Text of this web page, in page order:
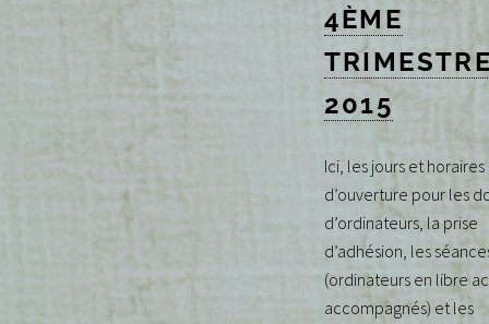
4ÈME
2015
Ici, les jours et horaires
d’ouverture pour les
d’ordinateurs, la prise
d’adhésion, les
(ordinateurs en libre
accompagnés) et les